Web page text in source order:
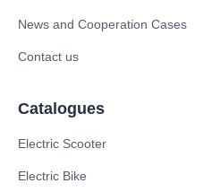
News and Cooperation Cases
Contact us
Catalogues
Electric Scooter
Electric Bike